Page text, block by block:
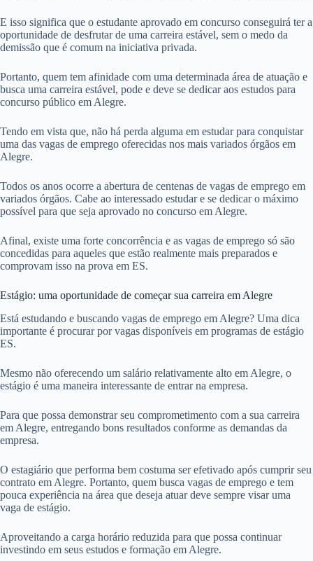
E isso significa que o estudante aprovado em concurso conseguirá ter a
oportunidade de desfrutar de uma carreira estável, sem o medo da
demissão que é comum na iniciativa privada.
Portanto, quem tem afinidade com uma determinada área de atuação e
busca uma carreira estável, pode e deve se dedicar aos estudos para
concurso público em Alegre.
Tendo em vista que, não há perda alguma em estudar para conquistar
uma das vagas de emprego oferecidas nos mais variados órgãos em
Alegre.
Todos os anos ocorre a abertura de centenas de vagas de emprego em
variados órgãos. Cabe ao interessado estudar e se dedicar o máximo
possível para que seja aprovado no concurso em Alegre.
Afinal, existe uma forte concorrência e as vagas de emprego só são
concedidas para aqueles que estão realmente mais preparados e
comprovam isso na prova em ES.
Estágio: uma oportunidade de começar sua carreira em Alegre
Está estudando e buscando vagas de emprego em Alegre? Uma dica
importante é procurar por vagas disponíveis em programas de estágio
ES.
Mesmo não oferecendo um salário relativamente alto em Alegre, o
estágio é uma maneira interessante de entrar na empresa.
Para que possa demonstrar seu comprometimento com a sua carreira
em Alegre, entregando bons resultados conforme as demandas da
empresa.
O estagiário que performa bem costuma ser efetivado após cumprir seu
contrato em Alegre. Portanto, quem busca vagas de emprego e tem
pouca experiência na área que deseja atuar deve sempre visar uma
vaga de estágio.
Aproveitando a carga horário reduzida para que possa continuar
investindo em seus estudos e formação em Alegre.